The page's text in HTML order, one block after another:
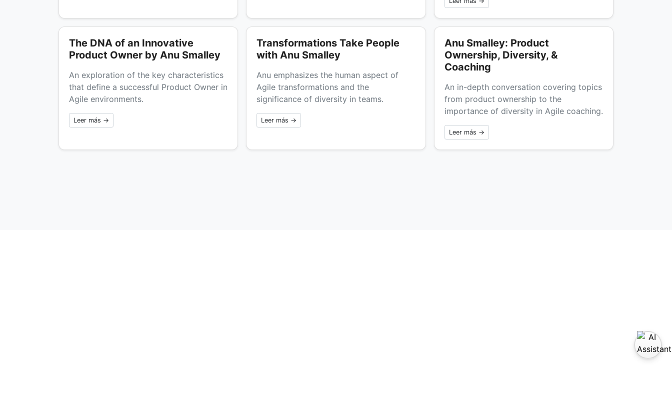
The DNA of an Innovative
Product Owner by Anu Smalley
An exploration of the key characteristics
that define a successful Product Owner in
Agile environments.
Leer más →
Transformations Take People
with Anu Smalley
Anu emphasizes the human aspect of
Agile transformations and the
significance of diversity in teams.
Leer más →
Anu Smalley: Product
Ownership, Diversity, &
Coaching
An in-depth conversation covering topics
from product ownership to the
importance of diversity in Agile coaching.
Leer más →